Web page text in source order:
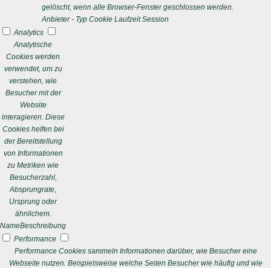
gelöscht, wenn alle Browser-Fenster geschlossen werden.
Anbieter - Typ Cookie Laufzeit Session
Analytics
Analytische
Cookies werden
verwendet, um zu
verstehen, wie
Besucher mit der
Website
interagieren. Diese
Cookies helfen bei
der Bereitstellung
von Informationen
zu Metriken wie
Besucherzahl,
Absprungrate,
Ursprung oder
ähnlichem.
NameBeschreibung
Performance
Performance Cookies sammeln Informationen darüber, wie Besucher eine
Webseite nutzen. Beispielsweise welche Seiten Besucher wie häufig und wie